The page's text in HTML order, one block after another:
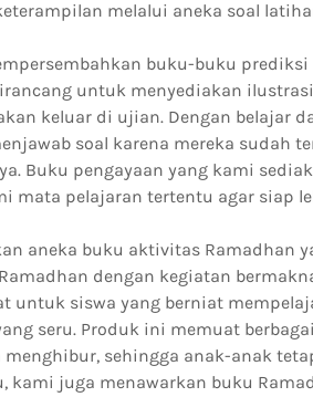
melalui aneka soal
buku-buku
untuk menyediakan
keluar di ujian. Dengan belajar
soal karena mereka sudah
Buku pengayaan yang kami
mata pelajaran tertentu agar siap
aneka buku aktivitas Ramadhan
dengan kegiatan
untuk siswa yang berniat
seru. Produk ini memuat
sehingga anak-anak
kami juga menawarkan buku